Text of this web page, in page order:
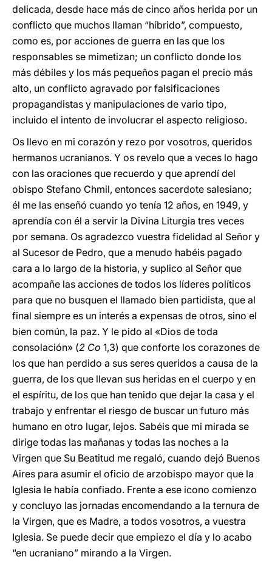
delicada, desde hace más de cinco años herida por un
conflicto que muchos llaman “híbrido”, compuesto,
como es, por acciones de guerra en las que los
responsables se mimetizan; un conflicto donde los
más débiles y los más pequeños pagan el precio más
alto, un conflicto agravado por falsificaciones
propagandistas y manipulaciones de vario tipo,
incluido el intento de involucrar el aspecto religioso.
Os llevo en mi corazón y rezo por vosotros, queridos
hermanos ucranianos. Y os revelo que a veces lo hago
con las oraciones que recuerdo y que aprendí del
obispo Stefano Chmil, entonces sacerdote salesiano;
él me las enseñó cuando yo tenía 12 años, en 1949, y
aprendía con él a servir la Divina Liturgia tres veces
por semana. Os agradezco vuestra fidelidad al Señor y
al Sucesor de Pedro, que a menudo habéis pagado
cara a lo largo de la historia, y suplico al Señor que
acompañe las acciones de todos los líderes políticos
para que no busquen el llamado bien partidista, que al
final siempre es un interés a expensas de otros, sino el
bien común, la paz. Y le pido al «Dios de toda
consolación» (2 Co 1,3) que conforte los corazones de
los que han perdido a sus seres queridos a causa de la
guerra, de los que llevan sus heridas en el cuerpo y en
el espíritu, de los que han tenido que dejar la casa y el
trabajo y enfrentar el riesgo de buscar un futuro más
humano en otro lugar, lejos. Sabéis que mi mirada se
dirige todas las mañanas y todas las noches a la
Virgen que Su Beatitud me regaló, cuando dejó Buenos
Aires para asumir el oficio de arzobispo mayor que la
Iglesia le había confiado. Frente a ese icono comienzo
y concluyo las jornadas encomendando a la ternura de
la Virgen, que es Madre, a todos vosotros, a vuestra
Iglesia. Se puede decir que empiezo el día y lo acabo
“en ucraniano” mirando a la Virgen.